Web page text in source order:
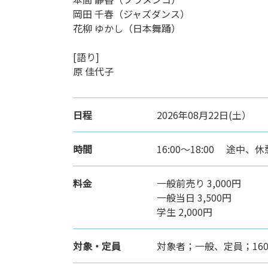
岡田 千春（ジャズダンス）
花柳 ゆかし（日本舞踊）
[語り]
原 佳代子
日程 2026年08月22日(土）
時間 16:00～18:00 途中、休
料金
一般前売り 3,000円
一般当日 3,500円
学生 2,000円
対象・定員 対象者；一般、定員；